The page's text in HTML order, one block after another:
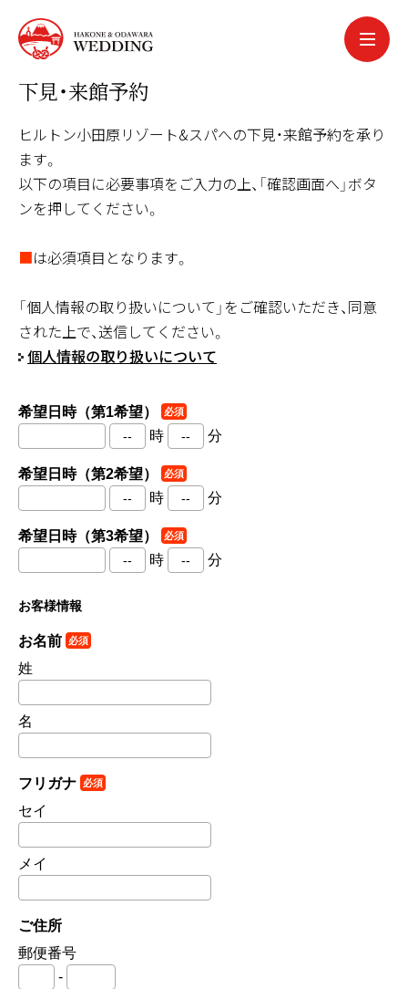
中文繁体
한국어
português
下見・来館予約
ヒルトン小田原リゾート&スパへの下見・来館予約を承り
ます。
以下の項目に必要事項をご入力の上、「確認画面へ」ボタ
ンを押してください。
■は必須項目となります。
「個人情報の取り扱いについて」をご確認いただき、同意
された上で、送信してください。
個人情報の取り扱いについて
希望日時（第1希望） 必須
時 分
希望日時（第2希望） 必須
時 分
希望日時（第3希望） 必須
時 分
お客様情報
お名前 必須
姓
名
フリガナ 必須
セイ
メイ
ご住所
郵便番号
-